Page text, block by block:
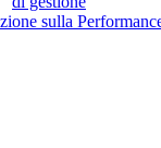
sulla